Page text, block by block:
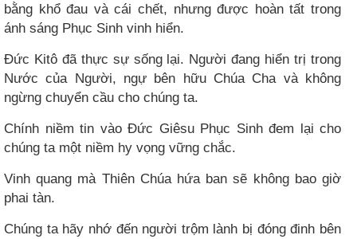
bằng khổ đau và cái chết, nhưng được hoàn tất trong
ánh sáng Phục Sinh vinh hiển.
Đức Kitô đã thực sự sống lại. Người đang hiển trị trong
Nước của Người, ngự bên hữu Chúa Cha và không
ngừng chuyển cầu cho chúng ta.
Chính niềm tin vào Đức Giêsu Phục Sinh đem lại cho
chúng ta một niềm hy vọng vững chắc.
Vinh quang mà Thiên Chúa hứa ban sẽ không bao giờ
phai tàn.
Chúng ta hãy nhớ đến người trộm lành bị đóng đinh bên